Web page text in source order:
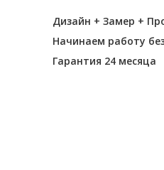
Дизайн + Замер +
Начинаем работу
Гарантия 24 месяца